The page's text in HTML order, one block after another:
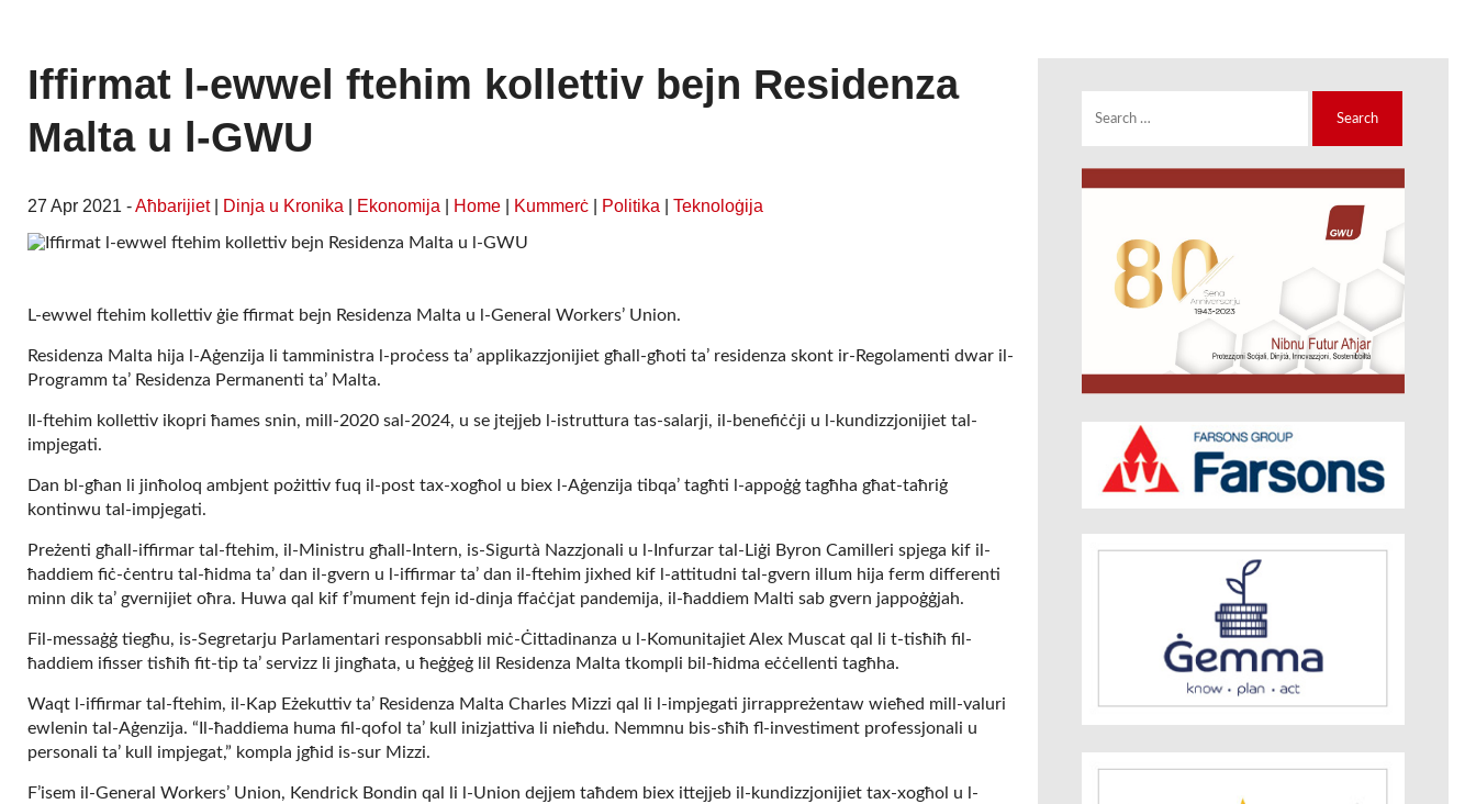
Iffirmat l-ewwel ftehim kollettiv bejn Residenza
Malta u l-GWU
27 Apr 2021 -Aħbarijiet| Dinja u Kronika Ekonomija Home Kummerċ Politika Teknoloġija
L-ewwel ftehim kollettiv ġie ffirmat bejn Residenza Malta u l-General Workers’ Union.
Residenza Malta hija l-Aġenzija li tamministra l-proċess ta’ applikazzjonijiet għall-għoti ta’ residenza skont ir-Regolamenti dwar il-
Programm ta’ Residenza Permanenti ta’ Malta.
Il-ftehim kollettiv ikopri ħames snin, mill-2020 sal-2024, u se jtejjeb l-istruttura tas-salarji, il-benefiċċji u l-kundizzjonijiet tal-
impjegati.
Dan bl-għan li jinħoloq ambjent pożittiv fuq il-post tax-xogħol u biex l-Aġenzija tibqa’ tagħti l-appoġġ tagħha għat-taħriġ
kontinwu tal-impjegati.
Preżenti għall-iffirmar tal-ftehim, il-Ministru għall-Intern, is-Sigurtà Nazzjonali u l-Infurzar tal-Liġi Byron Camilleri spjega kif il-
ħaddiem fiċ-ċentru tal-ħidma ta’ dan il-gvern u l-iffirmar ta’ dan il-ftehim jixhed kif l-attitudni tal-gvern illum hija ferm differenti
minn dik ta’ gvernijiet oħra. Huwa qal kif f’mument fejn id-dinja ffaċċjat pandemija, il-ħaddiem Malti sab gvern jappoġġjah.
Fil-messaġġ tiegħu, is-Segretarju Parlamentari responsabbli miċ-Ċittadinanza u l-Komunitajiet Alex Muscat qal li t-tisħiħ fil-
ħaddiem ifisser tisħiħ fit-tip ta’ servizz li jingħata, u ħeġġeġ lil Residenza Malta tkompli bil-ħidma eċċellenti tagħha.
Waqt l-iffirmar tal-ftehim, il-Kap Eżekuttiv ta’ Residenza Malta Charles Mizzi qal li l-impjegati jirrappreżentaw wieħed mill-valuri
ewlenin tal-Aġenzija. “Il-ħaddiema huma fil-qofol ta’ kull inizjattiva li nieħdu. Nemmnu bis-sħiħ fl-investiment professjonali u
personali ta’ kull impjegat,” kompla jgħid is-sur Mizzi.
F’isem il-General Workers’ Union, Kendrick Bondin qal li l-Union dejjem taħdem biex ittejjeb il-kundizzjonijiet tax-xogħol u l-
for: